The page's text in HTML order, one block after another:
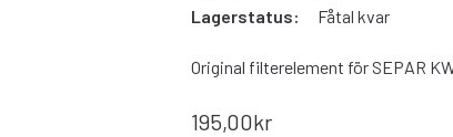
Lagerstatus:
Fåtal kvar
Original filterelement för SEPAR
195,00kr